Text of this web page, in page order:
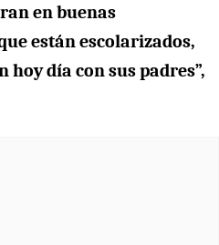
en buenas
están escolarizados,
hoy día con sus padres”,